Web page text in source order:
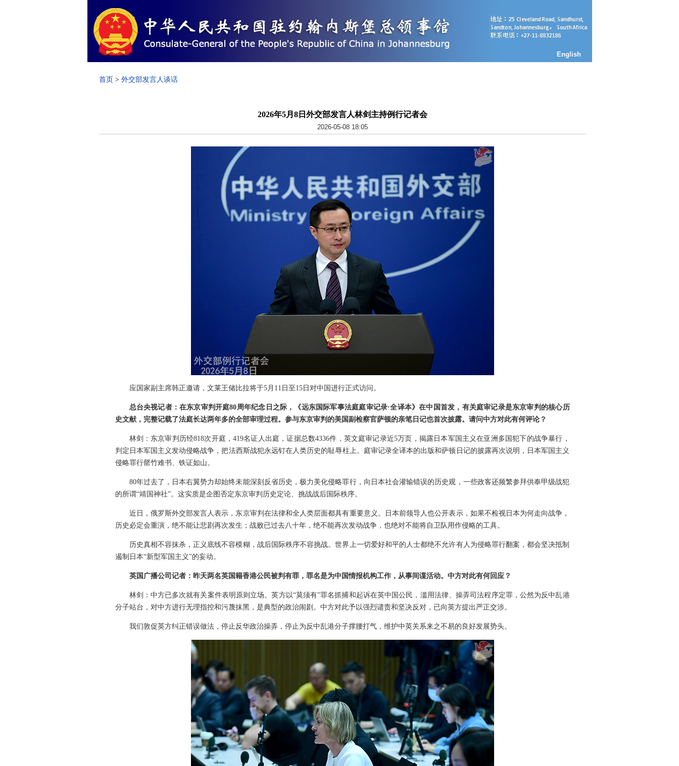
English
首页 > 外交部发言人谈话
2026年5月8日外交部发言人林剑主持例行记者会
2026-05-08 18:05
应国家副主席韩正邀请，文莱王储比拉将于5月11日至15日对中国进行正式访问。
总台央视记者：在东京审判开庭80周年纪念日之际，《远东国际军事法庭庭审记录·全译本》在中国首发，有关庭审记录是东京审判的核心历
史文献，完整记载了法庭长达两年多的全部审理过程。参与东京审判的美国副检察官萨顿的亲笔日记也首次披露。请问中方对此有何评论？
林剑：东京审判历经818次开庭，419名证人出庭，证据总数4336件，英文庭审记录近5万页，揭露日本军国主义在亚洲多国犯下的战争暴行，
判定日本军国主义发动侵略战争，把法西斯战犯永远钉在人类历史的耻辱柱上。庭审记录全译本的出版和萨顿日记的披露再次说明，日本军国主义
侵略罪行罄竹难书、铁证如山。
80年过去了，日本右翼势力却始终未能深刻反省历史，极力美化侵略罪行，向日本社会灌输错误的历史观，一些政客还频繁参拜供奉甲级战犯
的所谓“靖国神社”。这实质是企图否定东京审判历史定论、挑战战后国际秩序。
近日，俄罗斯外交部发言人表示，东京审判在法律和全人类层面都具有重要意义。日本前领导人也公开表示，如果不检视日本为何走向战争，
历史必定会重演，绝不能让悲剧再次发生；战败已过去八十年，绝不能再次发动战争，也绝对不能将自卫队用作侵略的工具。
历史真相不容抹杀，正义底线不容模糊，战后国际秩序不容挑战。世界上一切爱好和平的人士都绝不允许有人为侵略罪行翻案，都会坚决抵制
遏制日本“新型军国主义”的妄动。
英国广播公司记者：昨天两名英国籍香港公民被判有罪，罪名是为中国情报机构工作，从事间谍活动。中方对此有何回应？
林剑：中方已多次就有关案件表明原则立场。英方以“莫须有”罪名抓捕和起诉在英中国公民，滥用法律、操弄司法程序定罪，公然为反中乱港
分子站台，对中方进行无理指控和污蔑抹黑，是典型的政治闹剧。中方对此予以强烈谴责和坚决反对，已向英方提出严正交涉。
我们敦促英方纠正错误做法，停止反华政治操弄，停止为反中乱港分子撑腰打气，维护中英关系来之不易的良好发展势头。